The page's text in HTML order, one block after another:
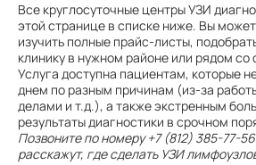
Все круглосуточные центры УЗИ
этой странице в списке ниже. Вы
изучить полные прайс-листы,
клинику в нужном районе или рядом со
Услуга доступна пациентам, которые
днем по разным причинам (из-за
делами и т.д.), а также экстренным
результаты диагностики в срочном
Позвоните по номеру +7 (812) 385-77-
расскажут, где сделать УЗИ